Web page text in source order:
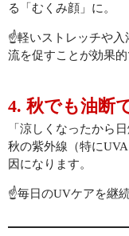
る「むくみ顔」に。
☝️軽いストレッチや入
流を促すことが効果的
4. 秋でも油断
「涼しくなったから
秋の紫外線（特に
因になります。
☝️毎日のUVケアを継続